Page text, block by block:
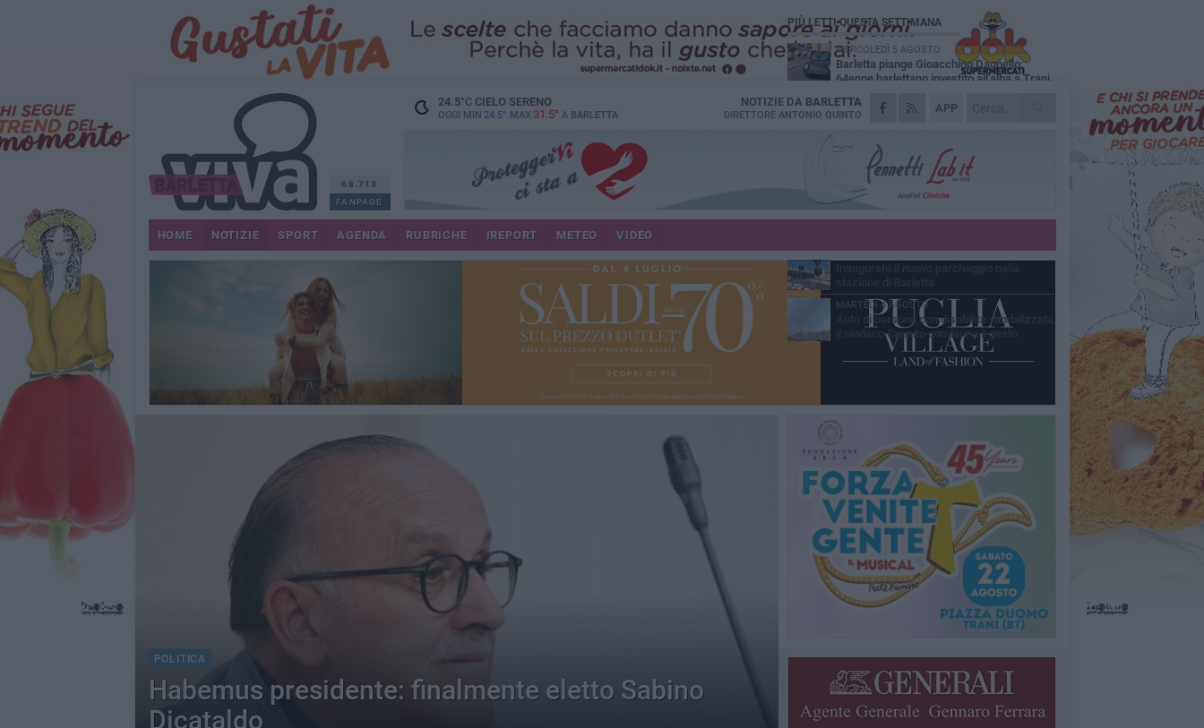
68.713
FANPAGE
24.5°CCIELO SERENO
OGGI MIN 24.5° MAX 31.5° A BARLETTA
APP
NOTIZIE DA BARLETTA
DIRETTORE ANTONIO QUINTO
HOME NOTIZIE SPORT AGENDA RUBRICHE IREPORT METEO VIDEO
POLITICA
Habemus presidente: finalmente eletto Sabino
Dicataldo
PIÙ LETTI QUESTA SETTIMANA
MERCOLEDÌ 5 AGOSTO
Barletta piange Gioacchino Dagnello:
64enne barlettano investito all'alba a Trani
GIOVEDÌ 6 AGOSTO
Il ricordo di "Cecco", il benzinaio col
separavano dalla pensione»
MERCOLEDÌ 5 AGOSTO
Jova Summer Party, giovedì mattina
sopralluogo nell'area dell'evento
DOMENICA 2 AGOSTO
Beni confiscati alla mafia. Nasce il servizio
VENERDÌ 31 LUGLIO
MARTEDÌ 4 AGOSTO
Auto di persona con disabilità vandalizzata,
il sindaco Cannito condanna il gesto